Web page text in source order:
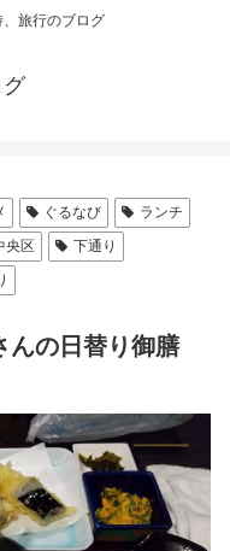
旅行のブログ
ぐるなび
ランチ
央区
下通り
んの日替り御膳